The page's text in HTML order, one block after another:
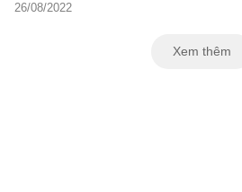
26/08/2022
Xem thêm